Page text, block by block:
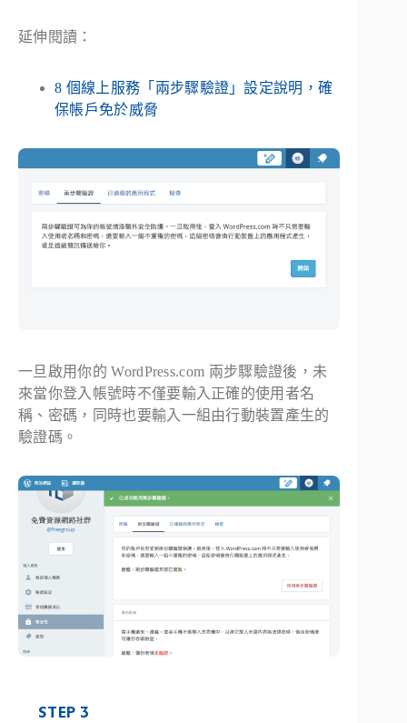
延伸閱讀：
8 個線上服務「兩步驟驗證」設定說明，確
保帳戶免於威脅
一旦啟用你的 WordPress.com 兩步驟驗證後，未
來當你登入帳號時不僅要輸入正確的使用者名
稱、密碼，同時也要輸入一組由行動裝置產生的
驗證碼。
STEP 3